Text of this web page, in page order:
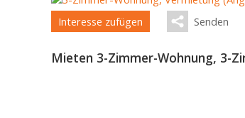
Interesse zufügen Senden
Mieten 3-Zimmer-Wohnung, 3-